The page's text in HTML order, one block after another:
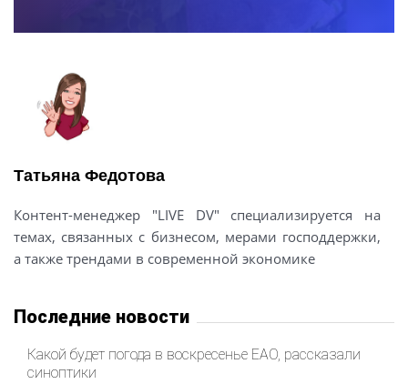
Татьяна Федотова
Контент-менеджер "LIVE DV" специализируется на
темах, связанных с бизнесом, мерами господдержки,
а также трендами в современной экономике
Последние новости
Какой будет погода в воскресенье ЕАО, рассказали
синоптики